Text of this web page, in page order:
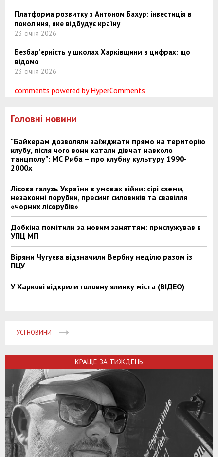
Платформа розвитку з Антоном Бахур: інвестиція в
покоління, яке відбудує країну
23 січня 2026
Безбар’єрність у школах Харківщини в цифрах: що
відомо
23 січня 2026
comments powered by HyperComments
Головні новини
"Байкерам дозволяли заїжджати прямо на територію
клубу, після чого вони катали дівчат навколо
танцполу": МС Риба – про клубну культуру 1990-
2000х
Лісова галузь України в умовах війни: сірі схеми,
незаконні порубки, пресинг силовиків та свавілля
«чорних лісорубів»
Добкіна помітили за новим заняттям: прислужував в
УПЦ МП
Віряни Чугуєва відзначили Вербну неділю разом із
ПЦУ
У Харкові відкрили головну ялинку міста (ВІДЕО)
УСІ НОВИНИ
КРАЩЕ ЗА ТИЖДЕНЬ